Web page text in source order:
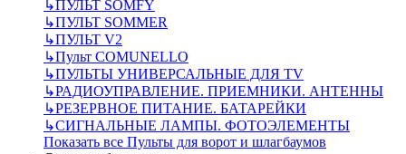
↳ПУЛЬТ SOMFY
↳ПУЛЬТ SOMMER
↳ПУЛЬТ V2
↳Пульт СOMUNELLO
↳ПУЛЬТЫ УНИВЕРСАЛЬНЫЕ ДЛЯ TV
↳РАДИОУПРАВЛЕНИЕ. ПРИЕМНИКИ. АНТЕННЫ
↳РЕЗЕРВНОЕ ПИТАНИЕ. БАТАРЕЙКИ
↳СИГНАЛЬНЫЕ ЛАМПЫ. ФОТОЭЛЕМЕНТЫ
Показать все Пульты для ворот и шлагбаумов